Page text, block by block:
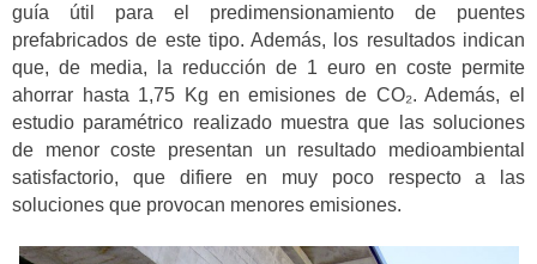
guía útil para el predimensionamiento de puentes
prefabricados de este tipo. Además, los resultados indican
que, de media, la reducción de 1 euro en coste permite
ahorrar hasta 1,75 Kg en emisiones de CO₂. Además, el
estudio paramétrico realizado muestra que las soluciones
de menor coste presentan un resultado medioambiental
satisfactorio, que difiere en muy poco respecto a las
soluciones que provocan menores emisiones.